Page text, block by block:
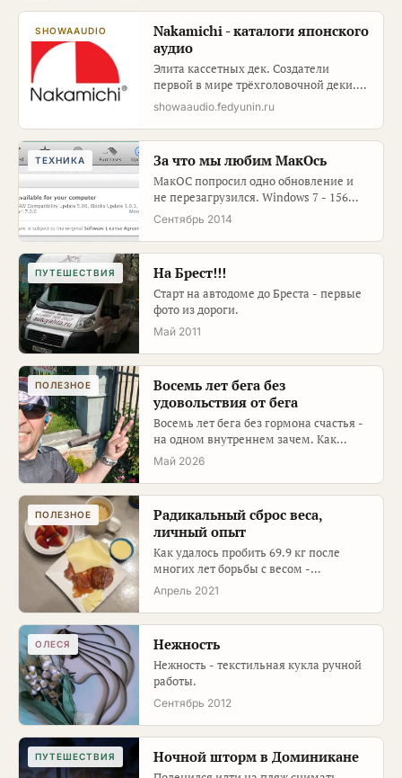
SHOWAAUDIO
Nakamichi - каталоги японского
аудио
Элита кассетных дек. Создатели
первой в мире трёхголовочной деки.
Dragon, 1000ZXL, CR-7.
showaaudio.fedyunin.ru
ТЕХНИКА За что мы любим МакОсь
МакОС попросил одно обновление и
не перезагрузился. Windows 7 - 156
обновлений и часы ребутов.
Сентябрь 2014
ПУТЕШЕСТВИЯ На Брест!!!
Старт на автодоме до Бреста - первые
фото из дороги.
Май 2011
ПОЛЕЗНОЕ
Восемь лет бега без
удовольствия от бега
Восемь лет бега без гормона счастья -
на одном внутреннем зачем. Как
коучинг помог найти своё топли…
Май 2026
ПОЛЕЗНОЕ
Радикальный сброс веса,
личный опыт
Как удалось пробить 69.9 кг после
многих лет борьбы с весом -
детальный отчёт про кетодиету,
физнаг…
Апрель 2021
ОЛЕСЯ Нежность
Нежность - текстильная кукла ручной
работы.
Сентябрь 2012
ПУТЕШЕСТВИЯ Ночной шторм в Доминикане